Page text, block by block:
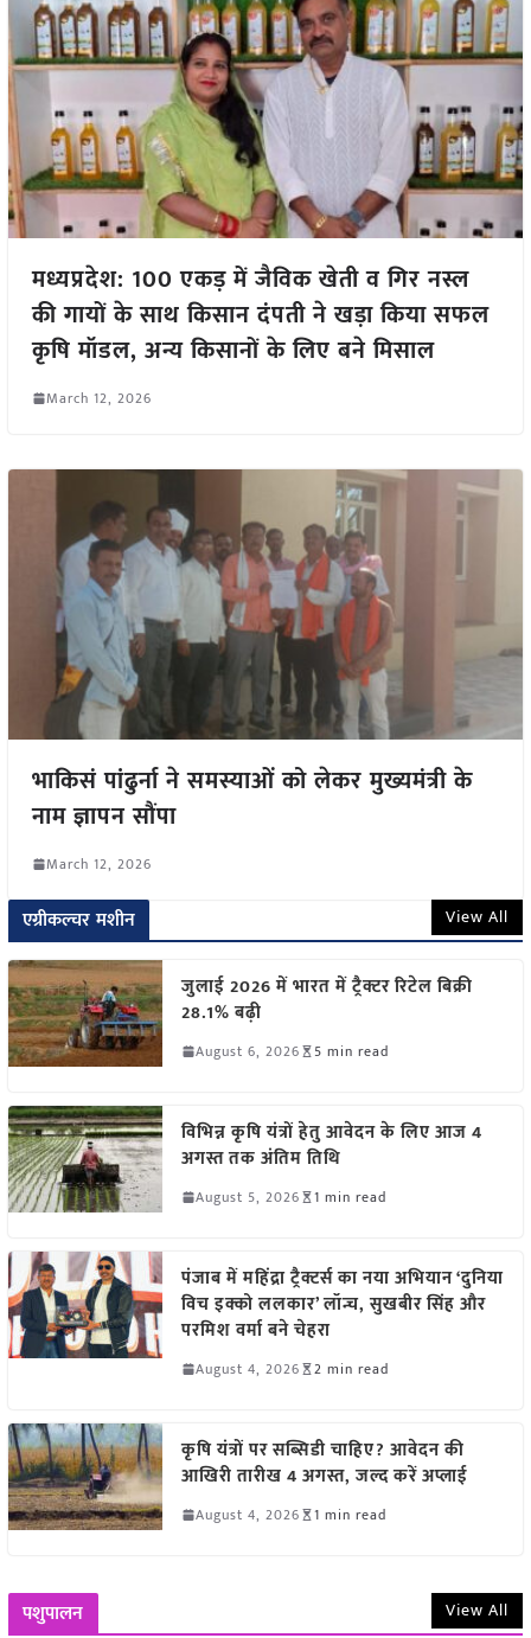
मध्यप्रदेश: 100 एकड़ में जैविक खेती व गिर नस्ल
की गायों के साथ किसान दंपती ने खड़ा किया सफल
कृषि मॉडल, अन्य किसानों के लिए बने मिसाल
March 12, 2026
भाकिसं पांढुर्ना ने समस्याओं को लेकर मुख्यमंत्री के
नाम ज्ञापन सौंपा
March 12, 2026
एग्रीकल्चर मशीन View All
जुलाई 2026 में भारत में ट्रैक्टर रिटेल बिक्री
28.1% बढ़ी
August 6, 2026 5 min read
विभिन्न कृषि यंत्रों हेतु आवेदन के लिए आज 4
अगस्त तक अंतिम तिथि
August 5, 2026 1 min read
पंजाब में महिंद्रा ट्रैक्टर्स का नया अभियान ‘दुनिया
विच इक्को ललकार’ लॉन्च, सुखबीर सिंह और
परमिश वर्मा बने चेहरा
August 4, 2026 2 min read
कृषि यंत्रों पर सब्सिडी चाहिए? आवेदन की
आखिरी तारीख 4 अगस्त, जल्द करें अप्लाई
August 4, 2026 1 min read
पशुपालन View All